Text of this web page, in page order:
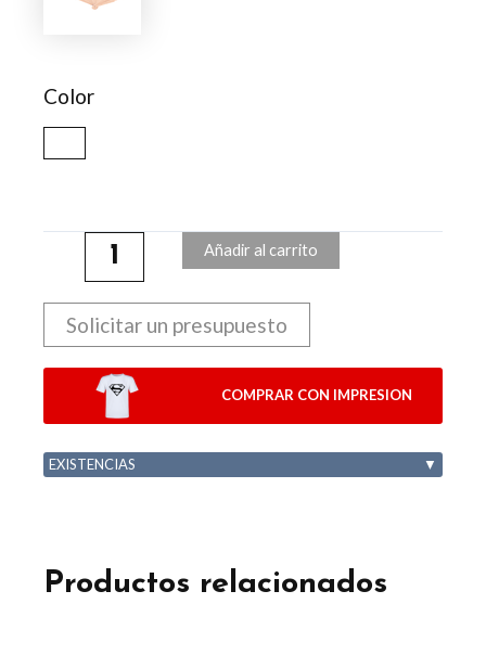
Color
Añadir al carrito
Solicitar un presupuesto
COMPRAR CON IMPRESION
EXISTENCIAS ▼
Productos relacionados